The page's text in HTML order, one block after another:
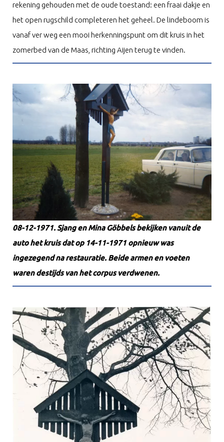
rekening gehouden met de oude toestand: een fraai dakje en
het open rugschild completeren het geheel. De lindeboom is
vanaf ver weg een mooi herkenningspunt om dit kruis in het
zomerbed van de Maas, richting Aijen terug te vinden.
08-12-1971. Sjang en Mina Göbbels bekijken vanuit de
auto het kruis dat op 14-11-1971 opnieuw was
ingezegend na restauratie. Beide armen en voeten
waren destijds van het corpus verdwenen.